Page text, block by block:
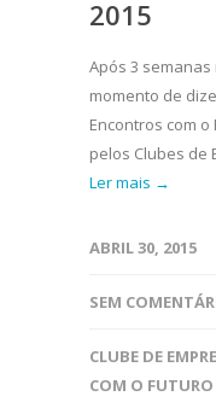
2015
Após 3
momento de
Encontros com
pelos Clubes de
Ler mais →
ABRIL 30, 2015
SEM
CLUBE DE
COM O